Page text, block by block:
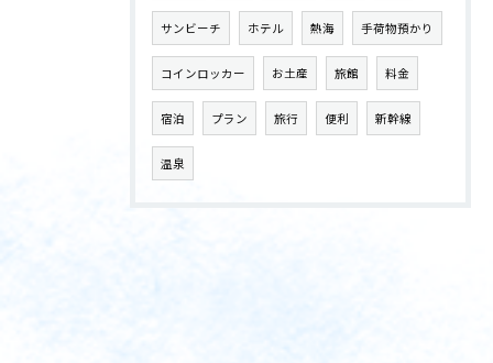
サンビーチ ホテル 熱海 手荷物預かり
コインロッカー お土産 旅館 料金
宿泊 プラン 旅行 便利 新幹線
温泉